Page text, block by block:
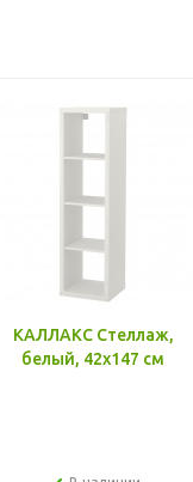
КАЛЛАКС Стеллаж,
белый, 42x147 см